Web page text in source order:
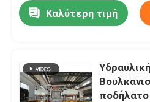
Καλύτερη τιμή